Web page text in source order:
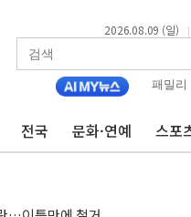
2026.08.09 (일) |
패밀리
전국 문화·연예 스포
상고 앞두고 막판 셈법
…이틀만에 철거